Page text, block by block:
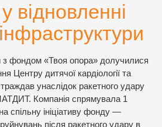
відновленні
з фондом «Твоя опора» долучилися
Центру дитячої кардіології та
унаслідок ракетного удару
Компанія спрямувала 1
спільну ініціативу фонду —
після ракетного удару в